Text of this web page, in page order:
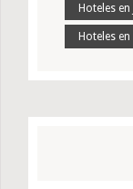
Hoteles en
Hoteles